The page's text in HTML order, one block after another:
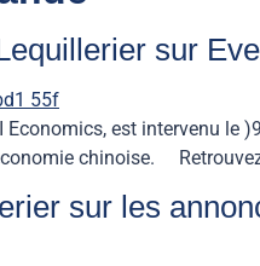
sur
est intervenu le
chinoise.
sur les